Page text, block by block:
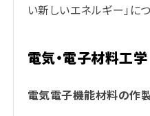
い新しいエネルギー」に
電気・電子材料工学
電気電子機能材料の作